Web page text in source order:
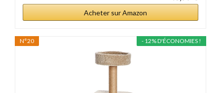
Acheter sur Amazon
- 12% D'ÉCONOMIES !
N°20